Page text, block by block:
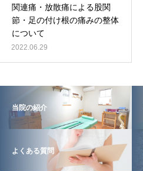
関連痛・放散痛による股関
節・足の付け根の痛みの整体
について
2022.06.29
当院の紹介
よくある質問